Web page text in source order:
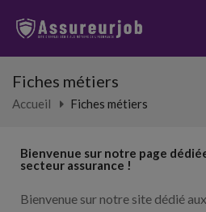
Fiches métiers
Accueil Fiches métiers
Bienvenue sur notre page
secteur assurance !
Bienvenue sur notre site dédié